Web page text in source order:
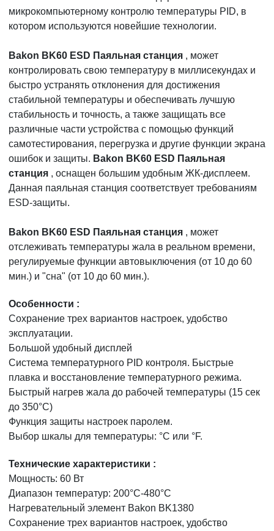
микрокомпьютерному контролю температуры PID, в
котором используются новейшие технологии.
Bakon BK60 ESD Паяльная станция , может
контролировать свою температуру в миллисекундах и
быстро устранять отклонения для достижения
стабильной температуры и обеспечивать лучшую
стабильность и точность, а также защищать все
различные части устройства с помощью функций
самотестирования, перегрузка и другие функции экрана
ошибок и защиты. Bakon BK60 ESD Паяльная
станция , оснащен большим удобным ЖК-дисплеем.
Данная паяльная станция соответствует требованиям
ESD-защиты.
Bakon BK60 ESD Паяльная станция , может
отслеживать температуры жала в реальном времени,
регулируемые функции автовыключения (от 10 до 60
мин.) и "сна" (от 10 до 60 мин.).
Особенности :
Сохранение трех вариантов настроек, удобство
эксплуатации.
Большой удобный дисплей
Система температурного PID контроля. Быстрые
плавка и восстановление температурного режима.
Быстрый нагрев жала до рабочей температуры (15 сек
до 350°С)
Функция защиты настроек паролем.
Выбор шкалы для температуры: °C или °F.
Технические характеристики :
Мощность: 60 Вт
Диапазон температур: 200°С-480°С
Нагревательный элемент Bakon BK1380
Сохранение трех вариантов настроек, удобство